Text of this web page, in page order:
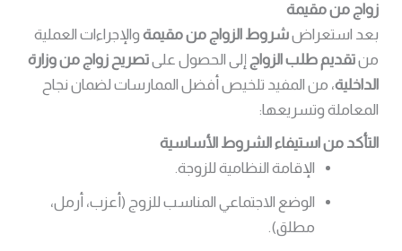
زواج من مقيمة
بعد استعراضشروط الزواج من مقيمة والإجراءات العملية
منتقديم طلب الزواج إلى الحصول علىتصريح زواج من وزارة
الداخلية، من المفيد تلخيص أفضل الممارسات لضمان نجاح
المعاملة وتسريعها:
التأكد من استيفاء الشروط الأساسية
الإقامة النظامية للزوجة.
الوضع الاجتماعي المناسب للزوج (أعزب، أرمل،
مطلق).